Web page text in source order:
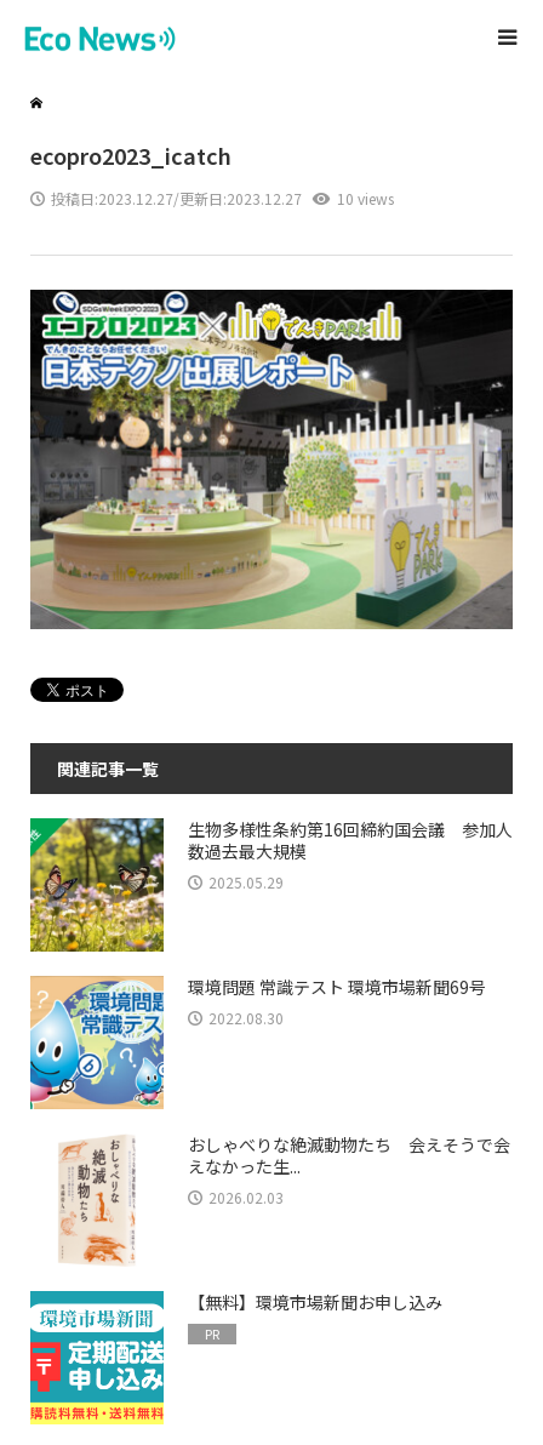
ecopro2023_icatch
投稿日:2023.12.27/更新日:2023.12.27 10 views
関連記事一覧
生物多様性条約第16回締約国会議 参加人
数過去最大規模
2025.05.29
環境問題 常識テスト 環境市場新聞69号
2022.08.30
おしゃべりな絶滅動物たち 会えそうで会
えなかった生...
2026.02.03
【無料】環境市場新聞お申し込み
PR